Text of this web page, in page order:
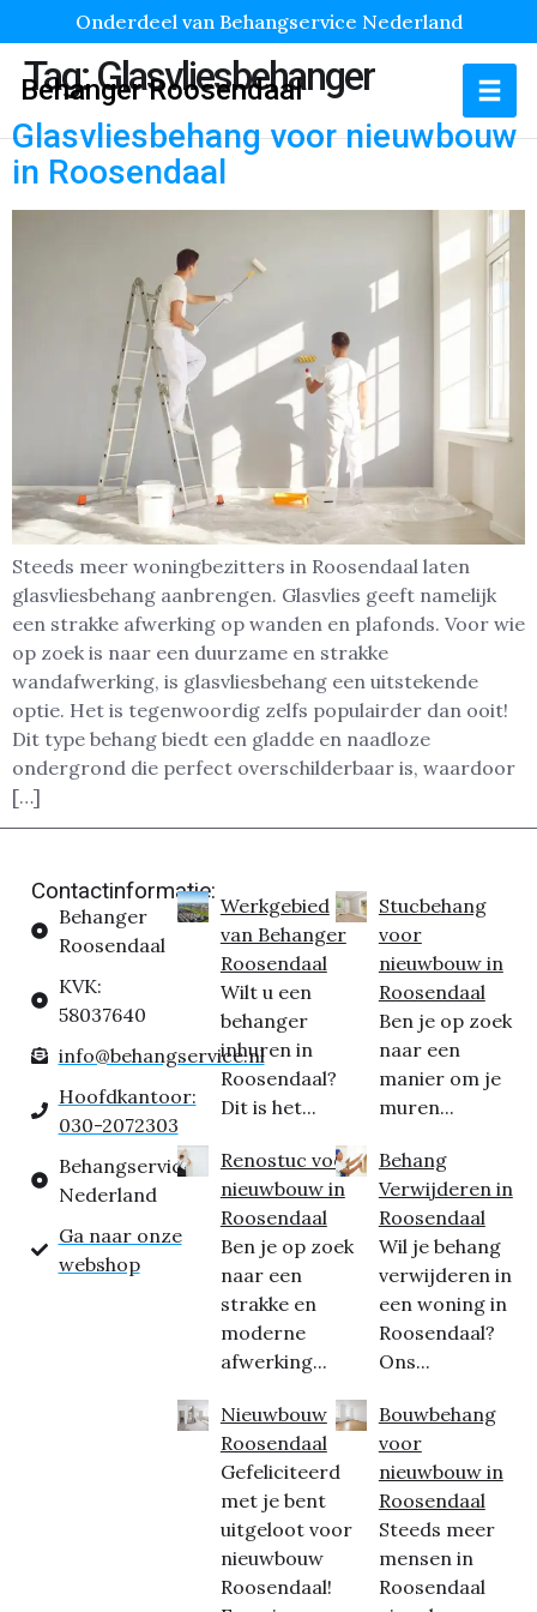
Onderdeel van Behangservice Nederland
Behanger Roosendaal
Tag:Glasvliesbehanger
Glasvliesbehang voor nieuwbouw
in Roosendaal
Steeds meer woningbezitters in Roosendaal laten
glasvliesbehang aanbrengen. Glasvlies geeft namelijk
een strakke afwerking op wanden en plafonds. Voor wie
op zoek is naar een duurzame en strakke
wandafwerking, is glasvliesbehang een uitstekende
optie. Het is tegenwoordig zelfs populairder dan ooit!
Dit type behang biedt een gladde en naadloze
ondergrond die perfect overschilderbaar is, waardoor
[…]
Contactinformatie:
Behanger
Roosendaal
KVK:
58037640
info@behangservice.nl
Hoofdkantoor:
030-2072303
Behangservice
Nederland
Ga naar onze
webshop
Werkgebied
van Behanger
Roosendaal
Wilt u een
behanger
inhuren in
Roosendaal?
Dit is het...
Renostuc voor
nieuwbouw in
Roosendaal
Ben je op zoek
naar een
strakke en
moderne
afwerking...
Nieuwbouw
Roosendaal
Gefeliciteerd
met je bent
uitgeloot voor
nieuwbouw
Roosendaal!
Stucbehang
voor
nieuwbouw in
Roosendaal
Ben je op zoek
naar een
manier om je
muren...
Behang
Verwijderen in
Roosendaal
Wil je behang
verwijderen in
een woning in
Roosendaal?
Ons...
Bouwbehang
voor
nieuwbouw in
Roosendaal
Steeds meer
mensen in
Roosendaal